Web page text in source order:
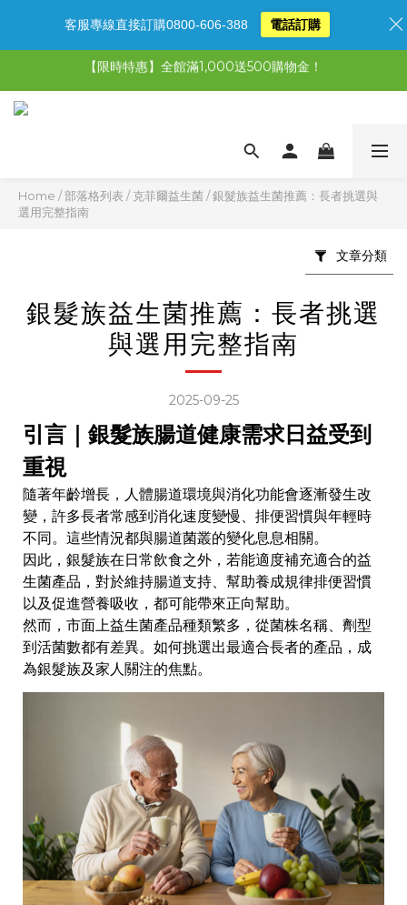
【限時特惠】全館滿1,000送500購物金！
【限時特惠】全館滿1,000送500購物金！
【限時特惠】超值5選3，最高現省1,770元
Home /部落格列表 /克菲爾益生菌/銀髮族益生菌推薦：長者挑選與
選用完整指南
文章分類
銀髮族益生菌推薦：長者挑選
與選用完整指南
2025-09-25
引言｜銀髮族腸道健康需求日益受到
重視
隨著年齡增長，人體腸道環境與消化功能會逐漸發生改
變，許多長者常感到消化速度變慢、排便習慣與年輕時
不同。這些情況都與腸道菌叢的變化息息相關。
因此，銀髮族在日常飲食之外，若能適度補充適合的益
生菌產品，對於維持腸道支持、幫助養成規律排便習慣
以及促進營養吸收，都可能帶來正向幫助。
然而，市面上益生菌產品種類繁多，從菌株名稱、劑型
到活菌數都有差異。如何挑選出最適合長者的產品，成
為銀髮族及家人關注的焦點。
客服專線直接訂購0800-606-388 電話訂購